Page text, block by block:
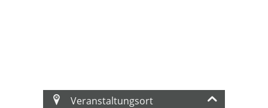
Veranstaltungsort